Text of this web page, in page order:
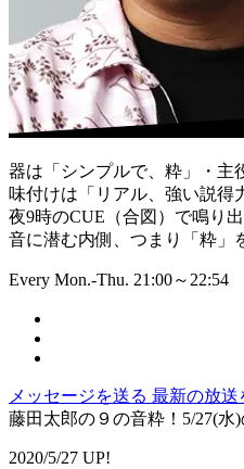
器は「シンプルで、粋」・主
味付けは「リアル、強い説得
夜9時のCUE（合図）で鳴り
音に潜む内側、つまり「粋」
Every Mon.-Thu. 21:00～22:54
メッセージを送る 最新の放送
藤田太郎の９の音粋！5/27(水)
2020/5/27 UP!